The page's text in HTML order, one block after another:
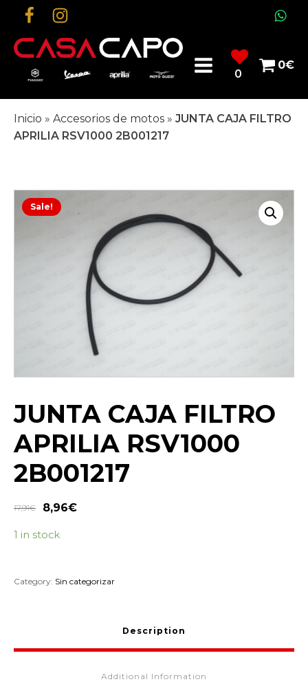
0
0€
Inicio » Accesorios de motos » JUNTA CAJA FILTRO
APRILIA RSV1000 2B001217
Sale!
JUNTA CAJA FILTRO
APRILIA RSV1000
2B001217
17,91€ 8,96€
1 in stock
Category: Sin categorizar
Description
Additional Information